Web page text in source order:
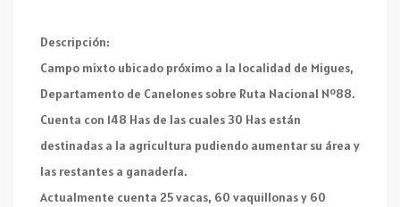
Descripción:
Campo mixto ubicado próximo a la localidad de Migues,
Departamento de Canelones sobre Ruta Nacional Nº88.
Cuenta con 148 Has de las cuales 30 Has están
destinadas a la agricultura pudiendo aumentar su área y
las restantes a ganadería.
Actualmente cuenta 25 vacas, 60 vaquillonas y 60